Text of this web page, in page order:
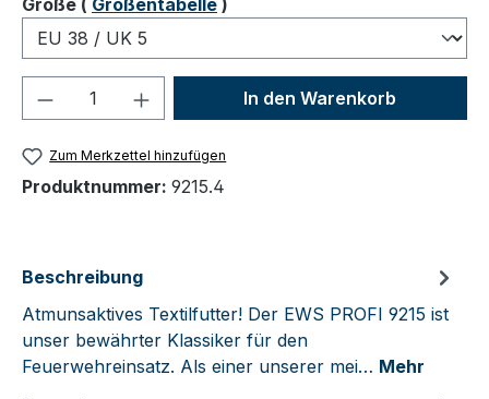
Größe ( Größentabelle )
Produkt Anzahl: Gib denIn den Warenkorb
Zum Merkzettel hinzufügen
Produktnummer: 9215.4
Beschreibung
Atmunsaktives Textilfutter! Der EWS PROFI 9215 ist
unser bewährter Klassiker für den
Feuerwehreinsatz. Als einer unserer mei… Mehr